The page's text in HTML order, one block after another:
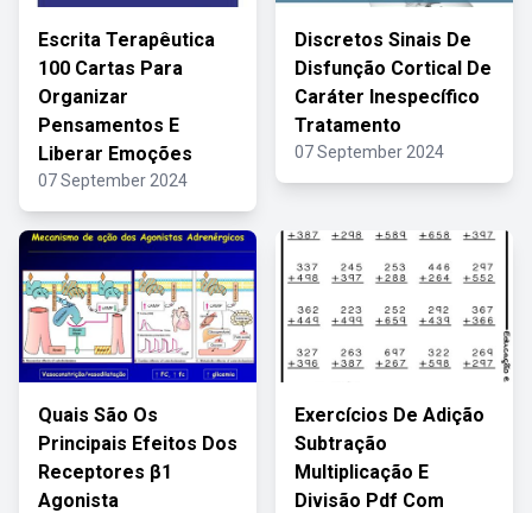
Escrita Terapêutica
100 Cartas Para
Organizar
Pensamentos E
Liberar Emoções
07 September 2024
Discretos Sinais De
Disfunção Cortical De
Caráter Inespecífico
Tratamento
07 September 2024
Quais São Os
Principais Efeitos Dos
Receptores β1
Agonista
Exercícios De Adição
Subtração
Multiplicação E
Divisão Pdf Com